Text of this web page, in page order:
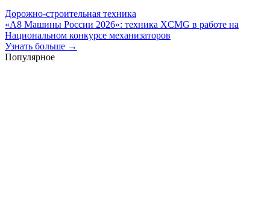
Дорожно-строительная техника
«А8 Машины России 2026»: техника XCMG в работе на
Национальном конкурсе механизаторов
Узнать больше →
Популярное